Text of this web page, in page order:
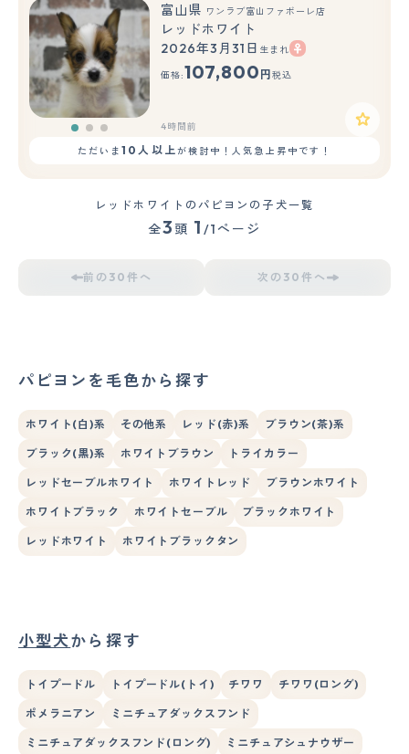
もっと見る
富山県 ワンラブ富山ファボーレ店
レッドホワイト
2026年3月31日 生まれ
価格:107,800 円 税込
4時間前
ただいま10人以上が検討中！人気急上昇中です！
レッドホワイトのパピヨンの子犬一覧
全3 頭 1 /1ページ
前の30件へ 次の30件へ
パピヨンを毛色から探す
ホワイト(白)系 その他系 レッド(赤)系 ブラウン(茶)系
ブラック(黒)系 ホワイトブラウン トライカラー
レッドセーブルホワイト ホワイトレッド ブラウンホワイト
ホワイトブラック ホワイトセーブル ブラックホワイト
レッドホワイト ホワイトブラックタン
小型犬から探す
トイプードル トイプードル(トイ) チワワ チワワ(ロング)
ポメラニアン ミニチュアダックスフンド
ミニチュアダックスフンド(ロング) ミニチュアシュナウザー